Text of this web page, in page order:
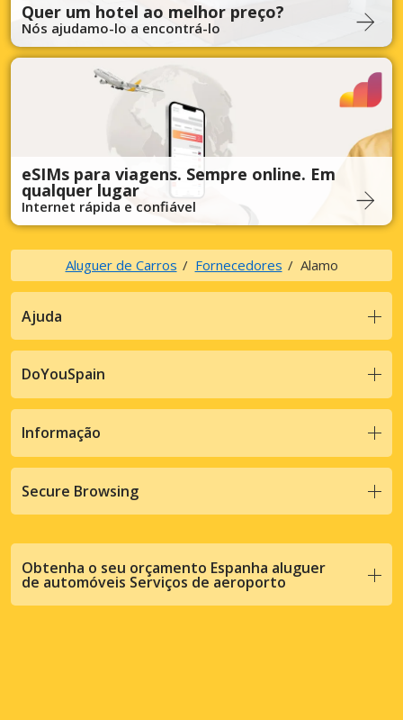
Quer um hotel ao melhor preço?
Nós ajudamo-lo a encontrá-lo
eSIMs para viagens. Sempre online. Em
qualquer lugar
Internet rápida e confiável
Aluguer de Carros Fornecedores Alamo
Ajuda
DoYouSpain
Informação
Secure Browsing
Obtenha o seu orçamento Espanha aluguer
de automóveis Serviços de aeroporto